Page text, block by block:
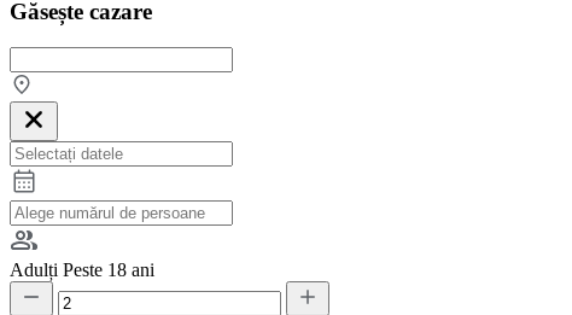
Găsește cazare
Adulți Peste 18 ani